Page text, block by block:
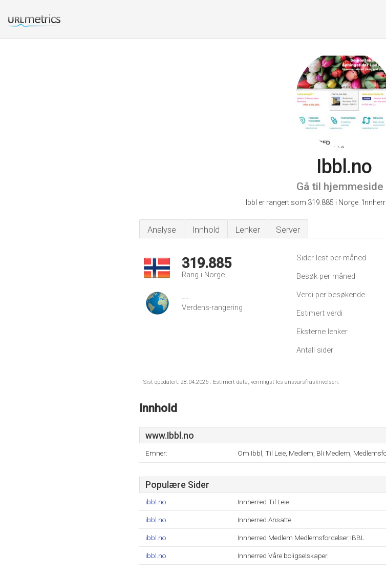
Ibbl.no
Gå til hjemmeside
Ibbl er rangert som 319.885 i Norge.
Analyse Innhold Lenker Server
319.885
Rang i Norge
--
Verdens-rangering
Sider lest per måned
Besøk per måned
Verdi per besøkende
Estimert verdi
Eksterne lenker
Antall sider
Sist oppdatert: 28.04.2026 . Estimert data, vennligst les ansvarsfraskrivelsen.
Innhold
www.Ibbl.no
Emner: Om Ibbl, Til Leie, Medlem, Bli Medlem,
Populære Sider
ibbl.no Innherred Til Leie
ibbl.no Innherred Ansatte
ibbl.no Innherred Medlem Medlemsfordelser IBBL
ibbl.no Innherred Våre boligselskaper